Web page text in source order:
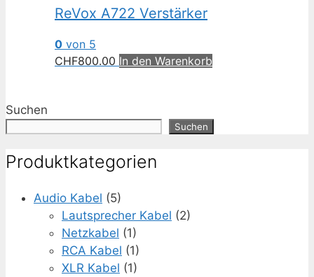
ReVox A722 Verstärker
0 von 5
CHF800.00 In den Warenkorb
Suchen
Suchen
Produktkategorien
Audio Kabel (5)
Lautsprecher Kabel (2)
Netzkabel (1)
RCA Kabel (1)
XLR Kabel (1)